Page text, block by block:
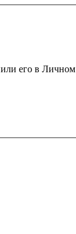
его в